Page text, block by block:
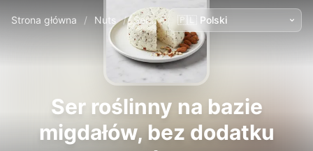
Strona główna / Nuts / Ser roślinny na bazie migdałów, bez dodatku cukru
Ser roślinny na bazie
migdałów, bez dodatku